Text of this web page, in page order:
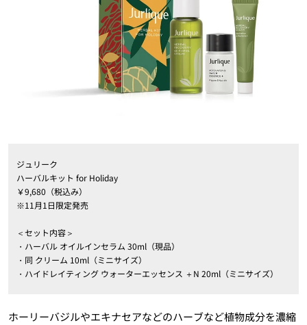
ジュリーク
ハーバルキット for Holiday
￥9,680（税込み）
※11月1日限定発売
＜セット内容＞
・ハーバル オイルインセラム 30ml（現品）
・同 クリーム 10ml（ミニサイズ）
・ハイドレイティング ウォーターエッセンス ＋N 20ml（ミニサイズ）
ホーリーバジルやエキナセアなどのハーブなど植物成分を濃縮